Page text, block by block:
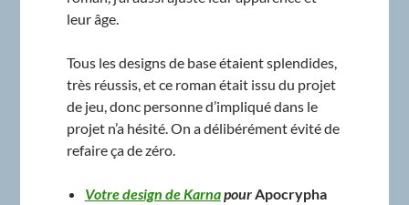
leur âge.
Tous les designs de base étaient splendides,
très réussis, et ce roman était issu du projet
de jeu, donc personne d’impliqué dans le
projet n’a hésité. On a délibérément évité de
refaire ça de zéro.
Votre design de Karnapour Apocrypha